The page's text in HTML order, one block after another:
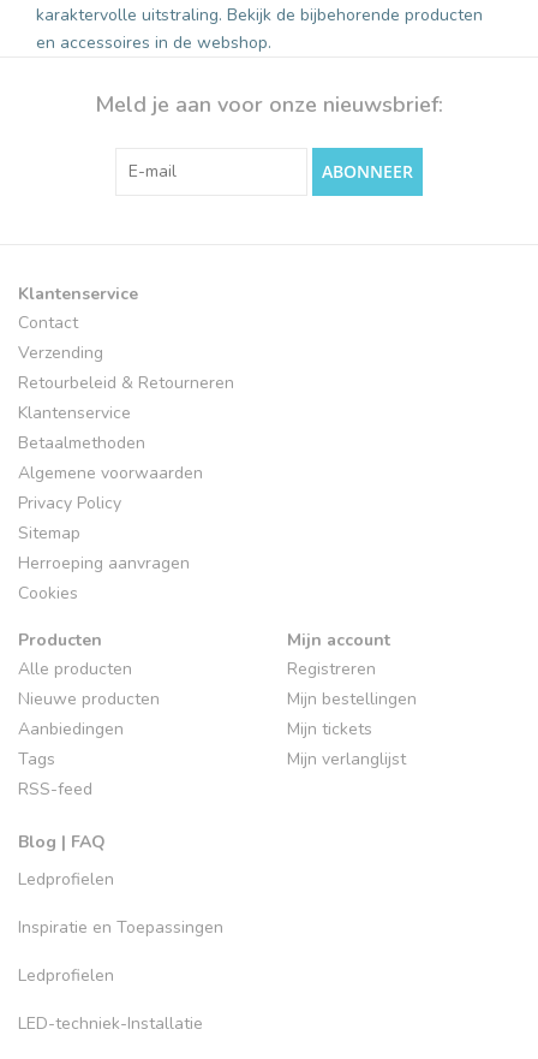
karaktervolle uitstraling. Bekijk de bijbehorende producten
en accessoires in de webshop.
Meld je aan voor onze nieuwsbrief:
ABONNEER
Klantenservice
Contact
Verzending
Retourbeleid & Retourneren
Klantenservice
Betaalmethoden
Algemene voorwaarden
Privacy Policy
Sitemap
Herroeping aanvragen
Cookies
Producten
Alle producten
Nieuwe producten
Aanbiedingen
Tags
RSS-feed
Blog | FAQ
Ledprofielen
Inspiratie en Toepassingen
Ledprofielen
LED-techniek-Installatie
Mijn account
Registreren
Mijn bestellingen
Mijn tickets
Mijn verlanglijst